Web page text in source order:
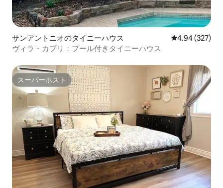
サンアントニオのタイニーハウス レビュー327
4.94 (327)
ヴィラ・カプリ：プール付きタイニーハウス
スーパーホスト
スーパーホスト